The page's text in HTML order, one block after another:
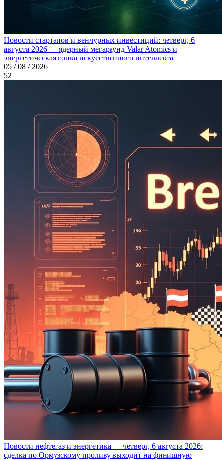
Новости стартапов и венчурных инвестиций: четверг, 6
августа 2026 — ядерный мегараунд Valar Atomics и
энергетическая гонка искусственного интеллекта
05 / 08 / 2026
52
Новости нефтегаз и энергетика — четверг, 6 августа 2026:
сделка по Ормузскому проливу выходит на финишную